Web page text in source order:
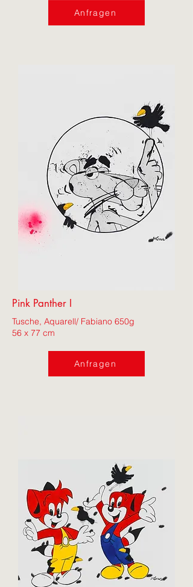
Anfragen
Pink Panther I
Tusche, Aquarell/ Fabiano 650g
56 x 77 cm
Anfragen